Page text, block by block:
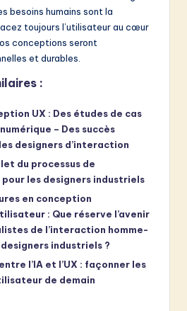
besoins humains sont la
toujours l’utilisateur au cœur
conceptions seront
et durables.
:
UX : Des études de cas
– Des succès
designers d’interaction
du processus de
les designers industriels
en conception
: Que réserve l’avenir
de l’interaction homme-
industriels ?
l’IA et l’UX : façonner les
de demain